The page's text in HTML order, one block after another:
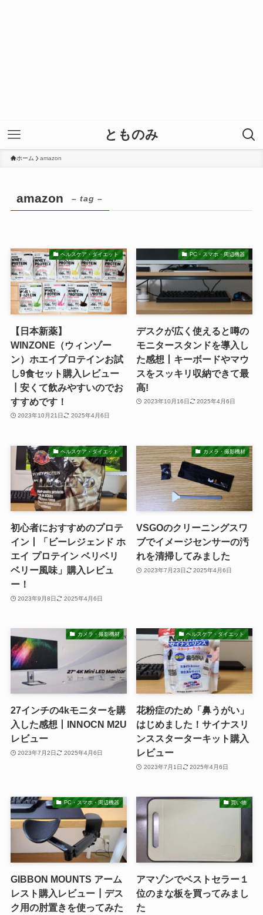
とものみ
ホーム amazon
amazon – tag –
ヘルスケア・ダイエット
【日本新薬】
WINZONE（ウィンゾー
ン）ホエイプロテインお試
し9食セット購入レビュー
┃安くて飲みやすいのでお
すすめです！
2023年10月21日 2025年4月6日
PC・スマホ・周辺機器
デスクが広く使えると噂の
モニタースタンドを導入し
た感想丨キーボードやマウ
スをスッキリ収納できて最
高!
2023年10月16日 2025年4月6日
ヘルスケア・ダイエット
初心者におすすめのプロテ
イン丨「ビーレジェンド ホ
エイ プロテイン ベリベリ
ベリー風味」購入レビュ
ー！
2023年9月8日 2025年4月6日
カメラ・撮影機材
VSGOのクリーニングスワ
ブでイメージセンサーの汚
れを清掃してみました
2023年7月23日 2025年4月6日
カメラ・撮影機材
27インチの4kモニターを購
入した感想丨INNOCN M2U
レビュー
2023年7月2日 2025年4月6日
ヘルスケア・ダイエット
花粉症のため「鼻うがい」
はじめました！サイナスリ
ンススターターキット購入
レビュー
2023年7月1日 2025年4月6日
PC・スマホ・周辺機器
GIBBON MOUNTS アーム
レスト購入レビュー┃デス
ク用の肘置きを使ってみた
買い物
アマゾンでベストセラー１
位のまな板を買ってみまし
た